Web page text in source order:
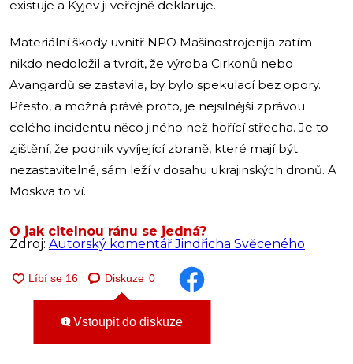
existuje a Kyjev ji veřejně deklaruje.
Materiální škody uvnitř NPO Mašinostrojenija zatím
nikdo nedoložil a tvrdit, že výroba Cirkonů nebo
Avangardů se zastavila, by bylo spekulací bez opory.
Přesto, a možná právě proto, je nejsilnější zprávou
celého incidentu něco jiného než hořící střecha. Je to
zjištění, že podnik vyvíjející zbraně, které mají být
nezastavitelné, sám leží v dosahu ukrajinských dronů. A
Moskva to ví.
O jak citelnou ránu se jedná?
Zdroj: Autorský komentář Jindřicha Svěceného
Diskuze 0
Vstoupit do diskuze